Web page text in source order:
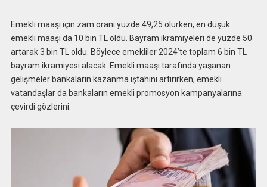
Emekli maaşı için zam oranı yüzde 49,25 olurken, en düşük
emekli maaşı da 10 bin TL oldu. Bayram ikramiyeleri de yüzde 50
artarak 3 bin TL oldu. Böylece emekliler 2024’te toplam 6 bin TL
bayram ikramiyesi alacak. Emekli maaşı tarafında yaşanan
gelişmeler bankaların kazanma iştahını artırırken, emekli
vatandaşlar da bankaların emekli promosyon kampanyalarına
çevirdi gözlerini.